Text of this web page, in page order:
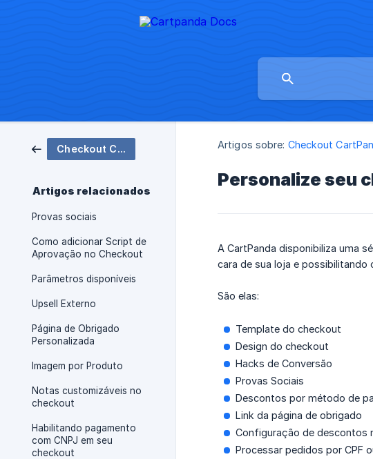
Checkout CartPanda
Artigos relacionados
Provas sociais
Como adicionar Script de
Aprovação no Checkout
Parâmetros disponíveis
Upsell Externo
Página de Obrigado
Personalizada
Imagem por Produto
Notas customizáveis no
checkout
Habilitando pagamento
com CNPJ em seu
checkout
Artigos sobre: Checkout
Personalize seu
A CartPanda disponibiliza uma
cara de sua loja e possibilitando
São elas:
Template do checkout
Design do checkout
Hacks de Conversão
Provas Sociais
Descontos por método de
Link da página de obrigado
Configuração de descontos
Processar pedidos por CPF